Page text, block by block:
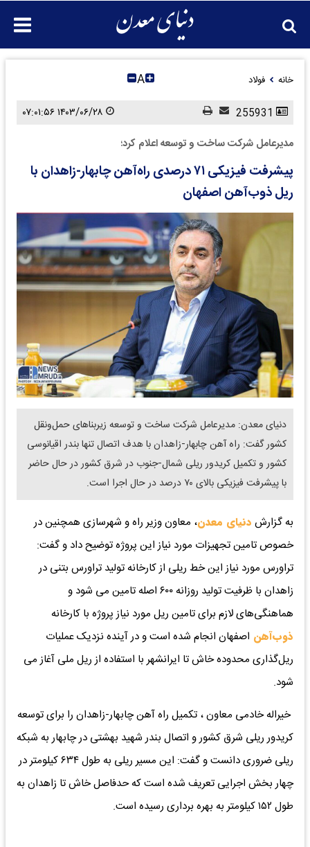
خانه فولاد A
مدیرعامل شرکت ساخت و توسعه اعلام کرد؛
پیشرفت فیزیکی ۷۱ درصدی راه‌آهن چابهار-زاهدان با
ریل ذوب‌آهن اصفهان
دنیای معدن: مدیرعامل شرکت ساخت و توسعه زیربناهای حمل‌ونقل
کشور گفت: راه آهن چابهار-زاهدان با هدف اتصال تنها بندر اقیانوسی
کشور و تکمیل کریدور ریلی شمال-جنوب در شرق کشور در حال حاضر
با پیشرفت فیزیکی بالای ۷۰ درصد در حال اجرا است.
به گزارش دنیای معدن، معاون وزیر راه و شهرسازی همچنین در
خصوص تامین تجهیزات مورد نیاز این پروژه توضیح داد و گفت:‌
تراورس مورد نیاز این خط ریلی از کارخانه تولید تراورس بتنی در
زاهدان با ظرفیت تولید روزانه ۶۰۰ اصله تامین می شود و
هماهنگی‌های لازم برای تامین ریل مورد نیاز پروژه با کارخانه
ذوب‌آهن اصفهان انجام شده است و در آینده نزدیک عملیات
ریل‌گذاری محدوده خاش تا ایرانشهر با استفاده از ریل ملی آغاز می
شود.
خیراله خادمی معاون ، تکمیل راه آهن چابهار-زاهدان را برای توسعه
کریدور ریلی شرق کشور و اتصال بندر شهید بهشتی در چابهار به شبکه
ریلی ضروری دانست و گفت:‌ این مسیر ریلی به طول ۶۳۴ کیلومتر در
چهار بخش اجرایی تعریف شده است که حدفاصل خاش تا زاهدان به
طول ۱۵۲ کیلومتر به بهره برداری رسیده است.